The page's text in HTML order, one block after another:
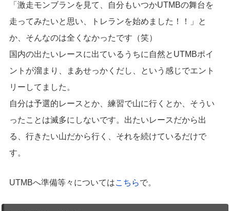
「激走モンブランを見て、自分もいつかUTMBの舞台を
走ってみたいと思い、トレランを始めました！！」と
か、そんなのは全くなかったです（笑）
国内の出たいレースに出ているうちに自然とUTMBポイ
ントが溜まり、まあせっかくだし、という感じでエント
リーしてました。
自分は予選的レースとか、練習で山に行くとか、そうい
ったことは滅多にしないです。出たいレースだから出
る、行きたい山だから行く、それを続けているだけで
す。
UTMBへ準備等々についてはこちらで。